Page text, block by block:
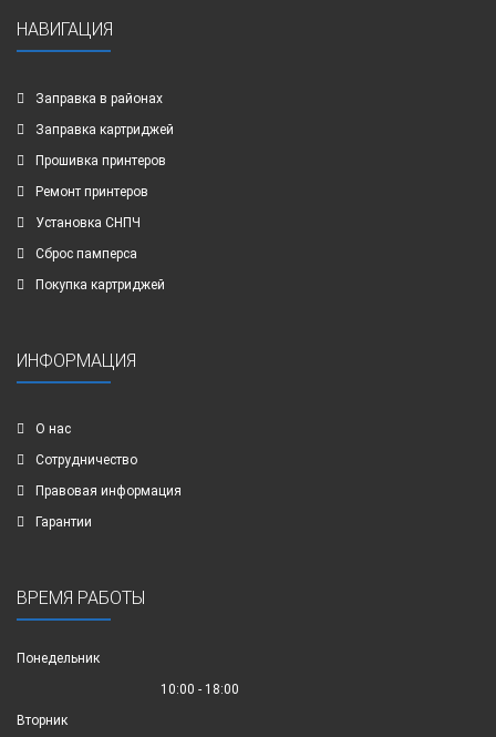
НАВИГАЦИЯ
Заправка в районах
Заправка картриджей
Прошивка принтеров
Ремонт принтеров
Установка СНПЧ
Сброс памперса
Покупка картриджей
ИНФОРМАЦИЯ
О нас
Сотрудничество
Правовая информация
Гарантии
ВРЕМЯ РАБОТЫ
Понедельник
10:00 - 18:00
Вторник